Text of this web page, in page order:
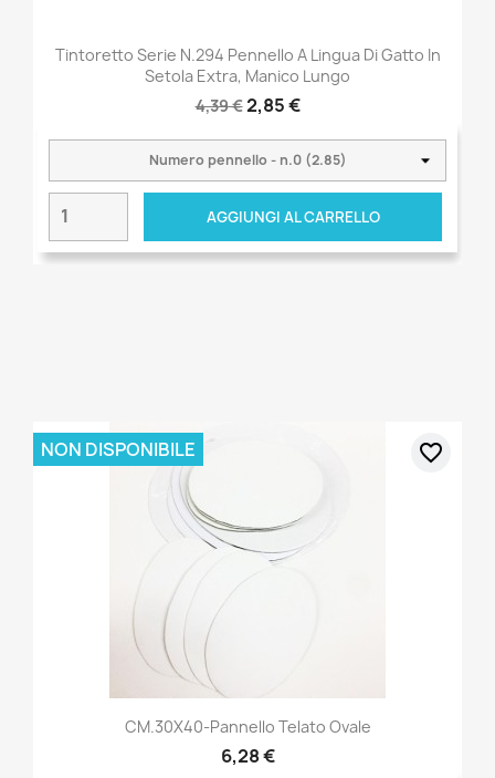
Tintoretto Serie N.294 Pennello A Lingua Di Gatto In
Setola Extra, Manico Lungo
4,39 €2,85 €
AGGIUNGI AL CARRELLO
CM.30X40-Pannello Telato Ovale
6,28 €
NON DISPONIBILE favorite_border